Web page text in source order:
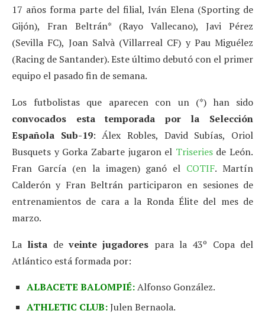
17 años forma parte del filial, Iván Elena (Sporting de
Gijón), Fran Beltrán* (Rayo Vallecano), Javi Pérez
(Sevilla FC), Joan Salvà (Villarreal CF) y Pau Miguélez
(Racing de Santander). Este último debutó con el primer
equipo el pasado fin de semana.
Los futbolistas que aparecen con un (*) han sido
convocados esta temporada por la Selección
Española Sub-19: Álex Robles, David Subías, Oriol
Busquets y Gorka Zabarte jugaron el Triseriesde León.
Fran García (en la imagen) ganó el COTIF. Martín
Calderón y Fran Beltrán participaron en sesiones de
entrenamientos de cara a la Ronda Élite del mes de
marzo.
La lista deveinte jugadores para la 43º Copa del
Atlántico está formada por:
ALBACETE BALOMPIÉ:Alfonso González.
ATHLETIC CLUB:Julen Bernaola.